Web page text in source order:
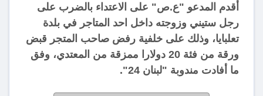
أقدم المدعو "ع.ص" على الاعتداء بالضرب على
رجل ستيني وزوجته داخل احد المتاجر في بلدة
تعلبايا، وذلك على خلفية رفض صاحب المتجر قبض
ورقة من فئة 20 دولارا ممزقة من المعتدي، وفق
ما أفادت مندوبة "لبنان 24".